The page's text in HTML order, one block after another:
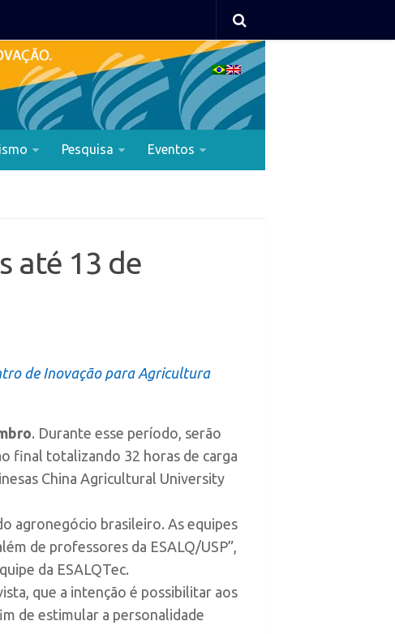
Pesquisa Eventos
até 13 de
de Inovação para Agricultura
. Durante esse período, serão
final totalizando 32 horas de carga
China Agricultural University
agronegócio brasileiro. As equipes
de professores da ESALQ/USP”,
da ESALQTec.
que a intenção é possibilitar aos
de estimular a personalidade